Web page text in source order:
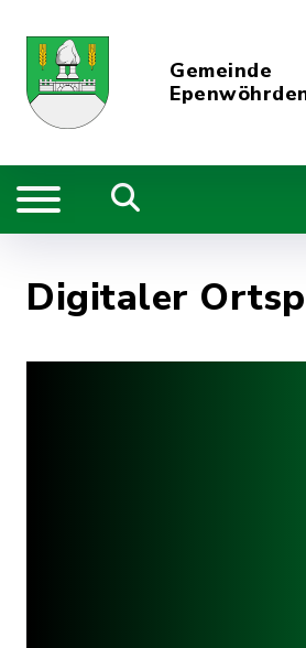
Gemeinde
Digitaler